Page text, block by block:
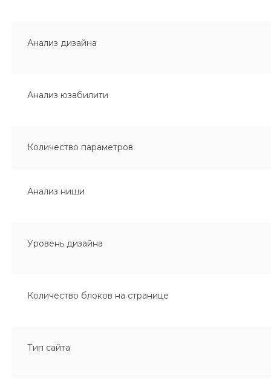
Анализ дизайна
Анализ юзабилити
Количество параметров
Анализ ниши
Уровень дизайна
Количество блоков на странице
Тип сайта